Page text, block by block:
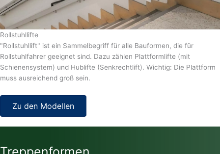
Rollstuhllifte
"Rollstuhllift" ist ein Sammelbegriff für alle Bauformen, die für
Rollstuhlfahrer geeignet sind. Dazu zählen Plattformlifte (mit
Schienensystem) und Hublifte (Senkrechtlift). Wichtig: Die Plattform
muss ausreichend groß sein.
Zu den Modellen